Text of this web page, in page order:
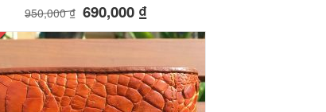
950,000₫ 690,000 ₫